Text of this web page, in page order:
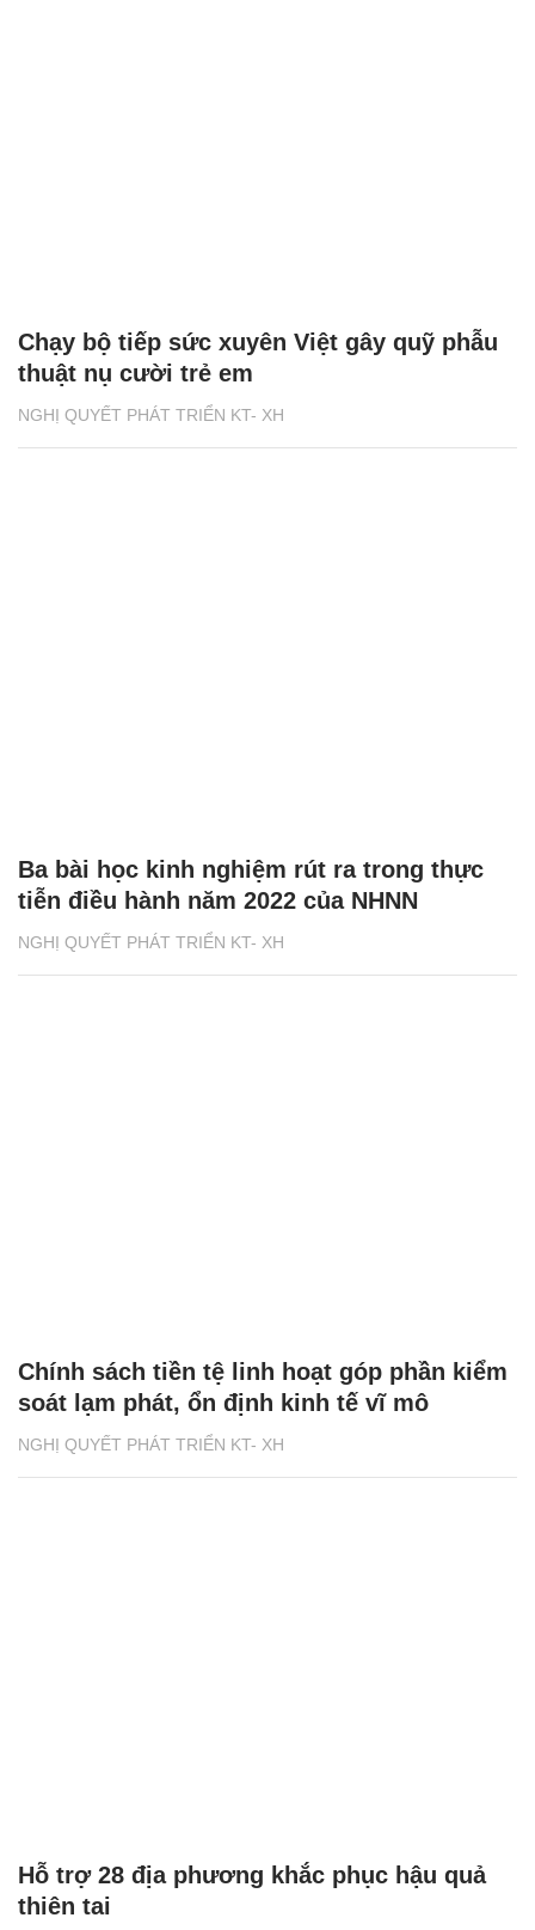
NGHỊ QUYẾT PHÁT TRIỂN KT- XH
Chạy bộ tiếp sức xuyên Việt gây quỹ phẫu
thuật nụ cười trẻ em
NGHỊ QUYẾT PHÁT TRIỂN KT- XH
Ba bài học kinh nghiệm rút ra trong thực
tiễn điều hành năm 2022 của NHNN
NGHỊ QUYẾT PHÁT TRIỂN KT- XH
Chính sách tiền tệ linh hoạt góp phần kiểm
soát lạm phát, ổn định kinh tế vĩ mô
Hỗ trợ 28 địa phương khắc phục hậu quả
thiên tai